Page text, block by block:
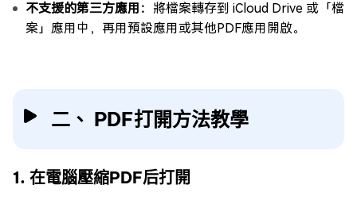
不支援的第三方應用： 將檔案轉存到 iCloud Drive 或「檔
案」應用中，再用預設應用或其他PDF應用開啟。
二、 PDF打開方法教學
1. 在電腦壓縮PDF后打開